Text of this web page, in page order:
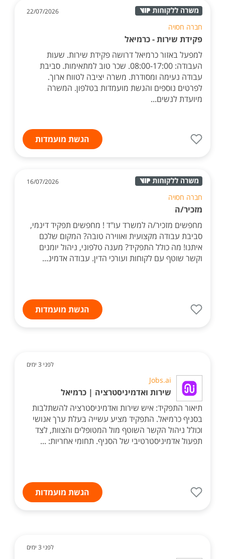
22/07/2026
חברה חסויה
פקידת שירות - כרמיאל
למפעל באזור כרמיאל דרושה פקידת שירות. שעות
העבודה: 08:00-17:00. שכר טוב למתאימות. סביבת
עבודה נעימה ומסודרת. משרה יציבה לטווח ארוך.
לפרטים נוספים והגשת מועמדות בטלפון. המשרה
מיועדת לנשים...
הגשת מועמדות
16/07/2026
חברה חסויה
מזכיר/ה
מחפשים מזכיר/ה למשרד עו"ד ! מחפשים תפקיד דינמי,
סביבת עבודה מקצועית ואווירה טובה? המקום שלכם
איתנו! מה כולל התפקיד? מענה טלפוני, ניהול יומנים
וקשר שוטף עם לקוחות ועורכי הדין. עבודה אדמינ...
הגשת מועמדות
לפני 3 ימים
Jobs.ai
שירות ואדמיניסטרציה | כרמיאל
תיאור התפקיד: איש שירות ואדמיניסטרציה להשתלבות
בסניף כרמיאל. התפקיד מציע עשייה בעלת ערך אנושי
וכולל ניהול הקשר השוטף מול המטופלים והצוות, לצד
תפעול אדמיניסטרטיבי של הסניף. תחומי אחריות: ...
הגשת מועמדות
לפני 3 ימים